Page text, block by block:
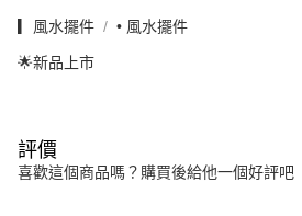
▎風水擺件 • 風水擺件
🌟新品上市
評價
喜歡這個商品嗎？購買後給他一個好評吧